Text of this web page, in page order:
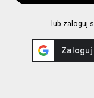
lub zaloguj